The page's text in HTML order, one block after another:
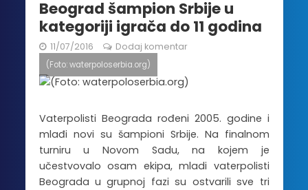
Beograd šampion Srbije u
kategoriji igrača do 11 godina
11/07/2016 Dodaj komentar
(Foto: waterpoloserbia.org)
Vaterpolisti Beograda rođeni 2005. godine i
mlađi novi su šampioni Srbije. Na finalnom
turniru u Novom Sadu, na kojem je
učestvovalo osam ekipa, mladi vaterpolisti
Beograda u grupnoj fazi su ostvarili sve tri